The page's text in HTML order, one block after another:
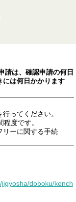
請は、確認申請の何日
には何日かかります
ってください。
度です。
リーに関する手続
doboku/kench